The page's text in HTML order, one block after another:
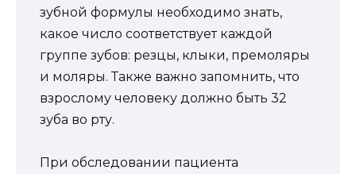
зубной формулы необходимо знать,
какое число соответствует каждой
группе зубов: резцы, клыки, премоляры
и моляры. Также важно запомнить, что
взрослому человеку должно быть 32
зуба во рту.
При обследовании пациента